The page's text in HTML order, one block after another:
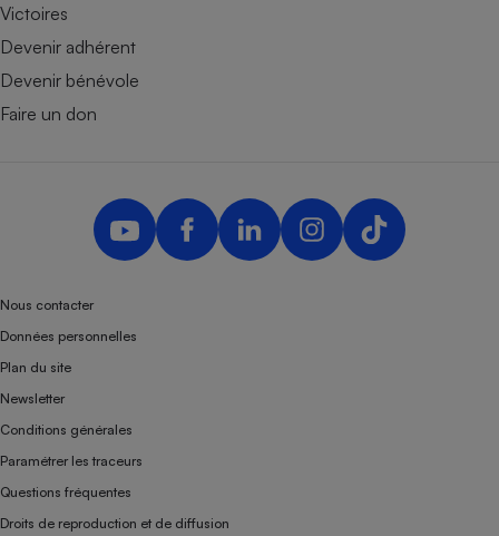
Victoires
Devenir adhérent
Devenir bénévole
Faire un don
Nous contacter
Données personnelles
Plan du site
Newsletter
Conditions générales
Paramétrer les traceurs
Questions fréquentes
Droits de reproduction et de diffusion